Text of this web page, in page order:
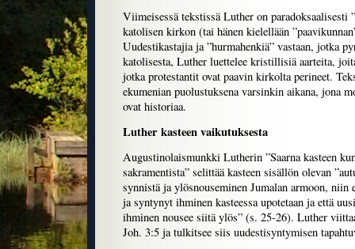
Viimeisessä tekstissä Luther on paradoksaalisesti
katolisen kirkon (tai hänen kielellään
Uudestikastajia ja ”hurmahenkiä” vastaan, jotka
katolisesta, Luther luettelee kristillisiä aarteita,
jotka protestantit ovat paavin kirkolta perineet.
ekumenian puolustuksena varsinkin aikana, jona
ovat historiaa.
Luther kasteen vaikutuksesta
Augustinolaismunkki Lutherin ”Saarna kasteen
sakramentista” selittää kasteen sisällön olevan
synnistä ja ylösnouseminen Jumalan armoon, niin
ja syntynyt ihminen kasteessa upotetaan ja että
ihminen nousee siitä ylös” (s. 25-26). Luther
Joh. 3:5 ja tulkitsee siis uudestisyntymisen